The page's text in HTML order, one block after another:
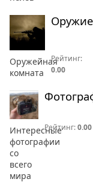
Оружие
Оружейная
комната
Рейтинг:
0.00
Интересные
фотографии
со
всего
мира
Рейтинг:0.00